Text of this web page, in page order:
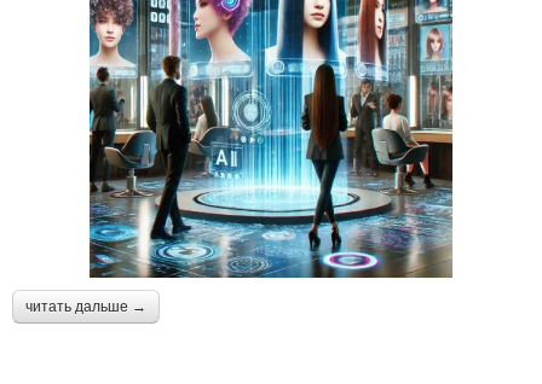
читать дальше →